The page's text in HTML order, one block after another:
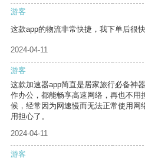
游客
这款app的物流非常快捷，我下单后很
2024-04-11
游客
这款加速器app简直是居家旅行必备神
作办公，都能畅享高速网络，再也不用
候，经常因为网速慢而无法正常使用网
用担心了。
2024-04-11
游客